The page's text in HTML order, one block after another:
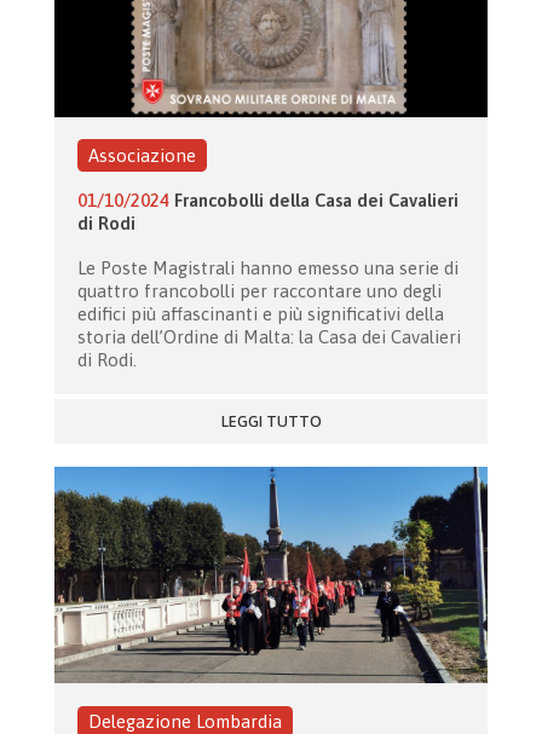
Associazione
01/10/2024 Francobolli della Casa dei Cavalieri
di Rodi
Le Poste Magistrali hanno emesso una serie di
quattro francobolli per raccontare uno degli
edifici più affascinanti e più significativi della
storia dell’Ordine di Malta: la Casa dei Cavalieri
di Rodi.
LEGGI TUTTO
Delegazione Lombardia